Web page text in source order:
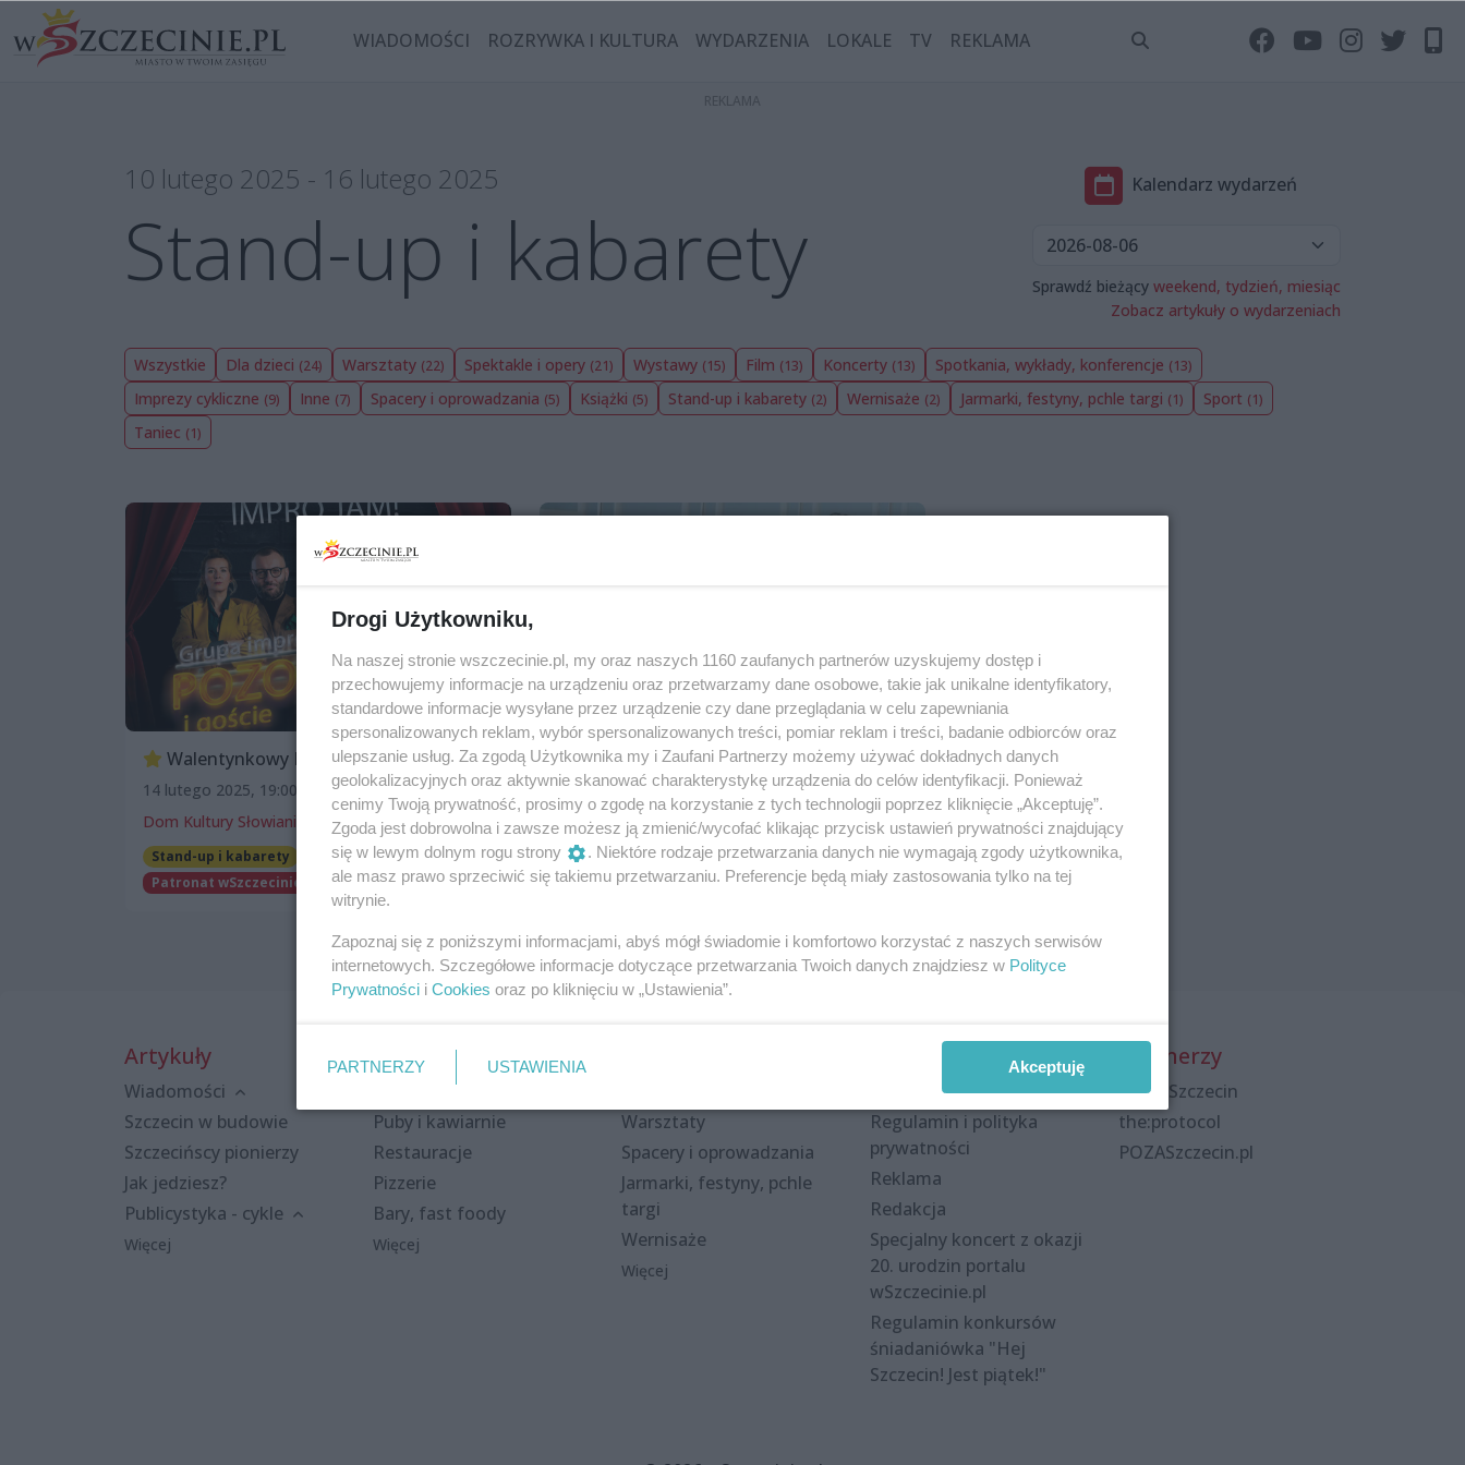
WIADOMOŚCI ROZRYWKA I KULTURA WYDARZENIA LOKALE TV REKLAMA
10 lutego 2025 - 16 lutego 2025
Stand-up i kabarety
Kalendarz wydarzeń
Sprawdź bieżący weekend, tydzień, miesiąc
Zobacz artykuły o wydarzeniach
Wszystkie Dla dzieci (24) Warsztaty (22) Spektakle i opery (21) Wystawy (15) Film (13) Koncerty (13) Spotkania, wykłady, konferencje (13)
Imprezy cykliczne (9) Inne (7) Spacery i oprowadzania (5) Książki (5) Stand-up i kabarety (2) Wernisaże (2) Jarmarki, festyny, pchle targi (1) Sport (1)
Taniec (1)
Walentynkowy Impro Jam
14 lutego 2025, 19:00
Dom Kultury Słowianin
Stand-up i kabarety
Patronat wSzczecinie.pl
Stand-up: Cezary Ponttefski – „Opowiem
jak się spotkamy”
16 lutego 2025, 19:00
Nowa Dekadencja
Stand-up i kabarety
Artykuły
Wiadomości
Szczecin w budowie
Szczecińscy pionierzy
Jak jedziesz?
Publicystyka - cykle
Więcej
Miejsca
Kluby i dyskoteki
Puby i kawiarnie
Restauracje
Pizzerie
Bary, fast foody
Więcej
Warsztaty
Spacery i oprowadzania
Jarmarki, festyny, pchle
targi
Wernisaże
Więcej
Regulamin i polityka
prywatności
Reklama
Redakcja
Specjalny koncert z okazji
20. urodzin portalu
wSzczecinie.pl
Regulamin konkursów
śniadaniówka "Hej
Szczecin! Jest piątek!"
Partnerzy
Praca Szczecin
the:protocol
POZASzczecin.pl
Drogi Użytkowniku,
Na naszej stronie wszczecinie.pl, my oraz naszych 1160 zaufanych partnerów uzyskujemy dostęp i
przechowujemy informacje na urządzeniu oraz przetwarzamy dane osobowe, takie jak unikalne identyfikatory,
standardowe informacje wysyłane przez urządzenie czy dane przeglądania w celu zapewniania
spersonalizowanych reklam, wybór spersonalizowanych treści, pomiar reklam i treści, badanie odbiorców oraz
ulepszanie usług. Za zgodą Użytkownika my i Zaufani Partnerzy możemy używać dokładnych danych
geolokalizacyjnych oraz aktywnie skanować charakterystykę urządzenia do celów identyfikacji. Ponieważ
cenimy Twoją prywatność, prosimy o zgodę na korzystanie z tych technologii poprzez kliknięcie „Akceptuję”.
Zgoda jest dobrowolna i zawsze możesz ją zmienić/wycofać klikając przycisk ustawień prywatności znajdujący
się w lewym dolnym rogu strony
. Niektóre rodzaje przetwarzania danych nie wymagają zgody użytkownika,
ale masz prawo sprzeciwić się takiemu przetwarzaniu. Preferencje będą miały zastosowania tylko na tej
witrynie.
Zapoznaj się z poniższymi informacjami, abyś mógł świadomie i komfortowo korzystać z naszych serwisów
internetowych. Szczegółowe informacje dotyczące przetwarzania Twoich danych znajdziesz w Polityce
Prywatności i Cookies oraz po kliknięciu w „Ustawienia”.
PARTNERZY USTAWIENIA Akceptuję